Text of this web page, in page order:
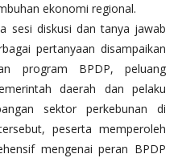
ekonomi regional.
sesi diskusi dan tanya jawab
pertanyaan disampaikan
program BPDP, peluang
daerah dan pelaku
sektor perkebunan di
peserta memperoleh
mengenai peran BPDP